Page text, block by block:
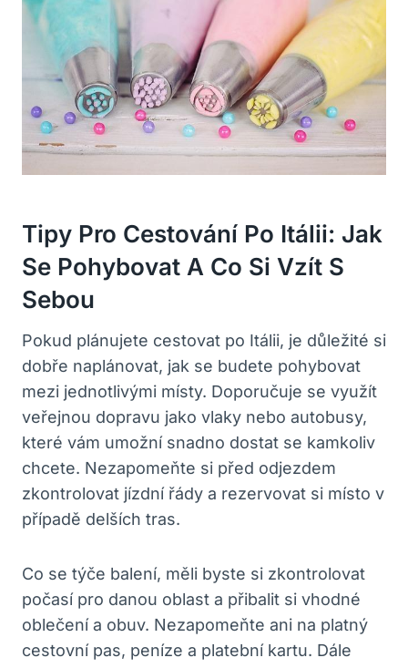
Tipy Pro Cestování Po Itálii: Jak
Se Pohybovat A Co Si Vzít S
Sebou
Pokud plánujete cestovat po Itálii, je důležité si
dobře naplánovat, jak se budete pohybovat
mezi jednotlivými místy. Doporučuje se využít
veřejnou dopravu jako vlaky nebo autobusy,
které vám umožní snadno dostat se kamkoliv
chcete. Nezapomeňte si před odjezdem
zkontrolovat jízdní řády a rezervovat si místo v
případě delších tras.
Co se týče balení, měli byste si zkontrolovat
počasí pro danou oblast a přibalit si vhodné
oblečení a obuv. Nezapomeňte ani na platný
cestovní pas, peníze a platební kartu. Dále